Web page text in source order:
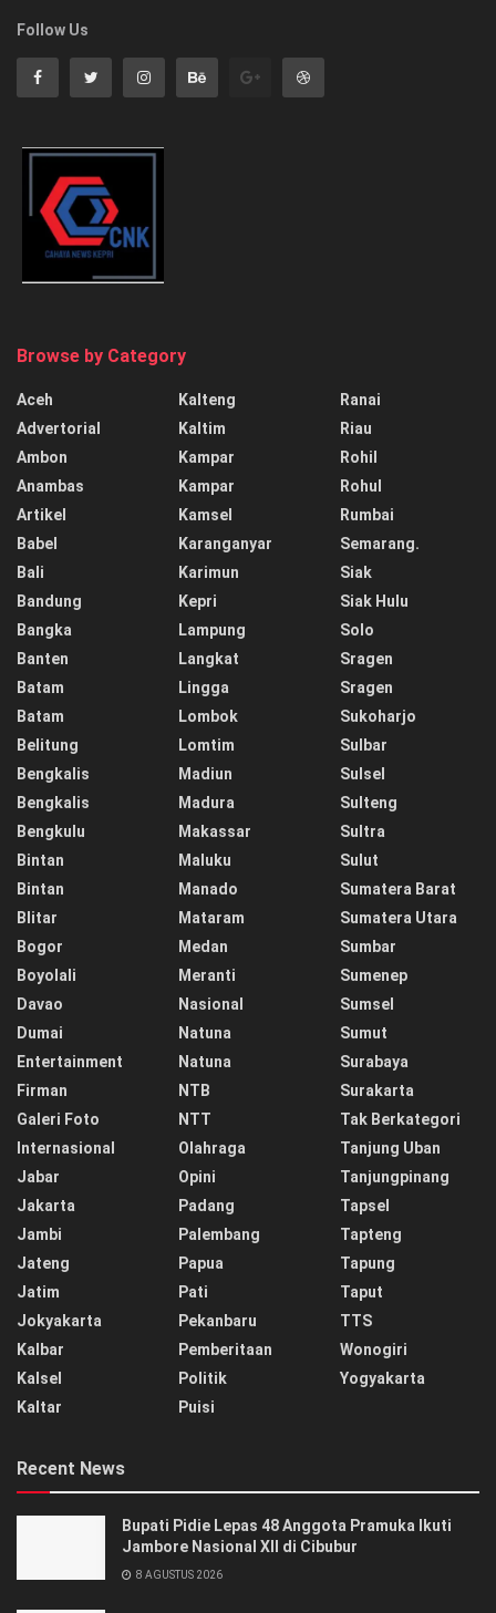
Follow Us
Browse by Category
Aceh
Advertorial
Ambon
Anambas
Artikel
Babel
Bali
Bandung
Bangka
Banten
Batam
Batam
Belitung
Bengkalis
Bengkalis
Bengkulu
Bintan
Bintan
Blitar
Bogor
Boyolali
Davao
Dumai
Entertainment
Firman
Galeri Foto
Internasional
Jabar
Jakarta
Jambi
Jateng
Jatim
Jokyakarta
Kalbar
Kalsel
Kaltar
Kalteng
Kaltim
Kampar
Kampar
Kamsel
Karanganyar
Karimun
Kepri
Lampung
Langkat
Lingga
Lombok
Lomtim
Madiun
Madura
Makassar
Maluku
Manado
Mataram
Medan
Meranti
Nasional
Natuna
Natuna
NTB
NTT
Olahraga
Opini
Padang
Palembang
Papua
Pati
Pekanbaru
Pemberitaan
Politik
Puisi
Ranai
Riau
Rohil
Rohul
Rumbai
Semarang.
Siak
Siak Hulu
Solo
Sragen
Sragen
Sukoharjo
Sulbar
Sulsel
Sulteng
Sultra
Sulut
Sumatera Barat
Sumatera Utara
Sumbar
Sumenep
Sumsel
Sumut
Surabaya
Surakarta
Tak Berkategori
Tanjung Uban
Tanjungpinang
Tapsel
Tapteng
Tapung
Taput
TTS
Wonogiri
Yogyakarta
Recent News
Bupati Pidie Lepas 48 Anggota Pramuka Ikuti
Jambore Nasional XII di Cibubur
8 AGUSTUS 2026